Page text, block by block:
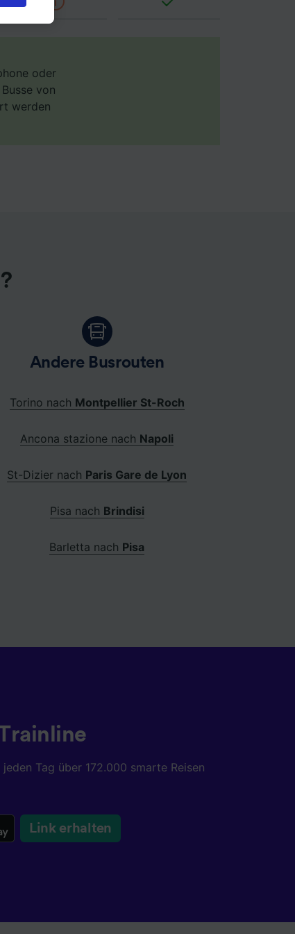
oder
von
werden
Andere Busrouten
Torino nach Montpellier St-Roch
Ancona stazione nach Napoli
St-Dizier nach Paris Gare de Lyon
Pisa nach Brindisi
Barletta nach Pisa
Tag über 172.000 smarte Reisen
Link erhalten